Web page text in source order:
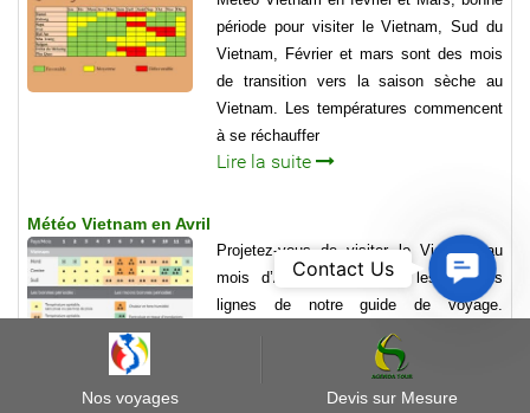
période pour visiter le Vietnam, Sud du
Vietnam, Février et mars sont des mois
de transition vers la saison sèche au
Vietnam. Les températures commencent
à se réchauffer
Lire la suite
Météo Vietnam en Avril
Projetez-vous de visiter le Vietnam au
mois d’Avril ? Parcourez les grandes
lignes de notre guide de voyage.
Découvrez-y les conditions climatiques
Nos voyages Devis sur Mesure
Contact
Us
Contact Us